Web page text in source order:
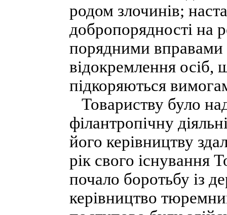
родом злочинів;
добропорядності на
порядними
відокремлення осіб,
підкоряються
Товариству було
філантропічну
його керівництву
рік свого існування
почало боротьбу із
керівництво